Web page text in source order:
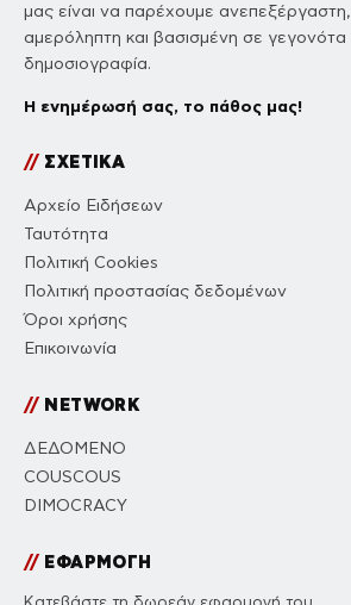
μας είναι να παρέχουμε ανεπεξέργαστη,
αμερόληπτη και βασισμένη σε γεγονότα
δημοσιογραφία.
Η ενημέρωσή σας, το πάθος μας!
//ΣΧΕΤΙΚΑ
Αρχείο Ειδήσεων
Ταυτότητα
Πολιτική Cookies
Πολιτική προστασίας δεδομένων
Όροι χρήσης
Επικοινωνία
//NETWORK
ΔΕΔΟΜΕΝΟ
COUSCOUS
DIMOCRACY
//ΕΦΑΡΜΟΓΗ